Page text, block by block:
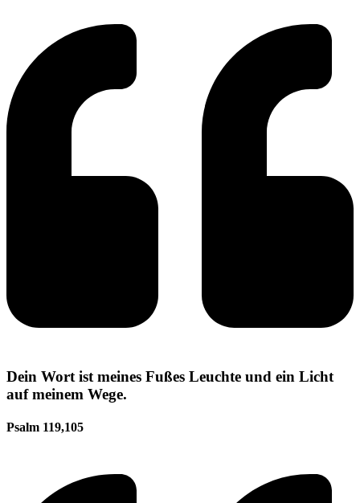
Dein Wort ist meines Fußes Leuchte und ein Licht
auf meinem Wege.
Psalm 119,105